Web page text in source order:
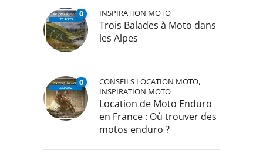
0 INSPIRATION MOTO
Trois Balades à Moto dans
les Alpes
0 CONSEILS LOCATION MOTO,
INSPIRATION MOTO
Location de Moto Enduro
en France : Où trouver des
motos enduro ?